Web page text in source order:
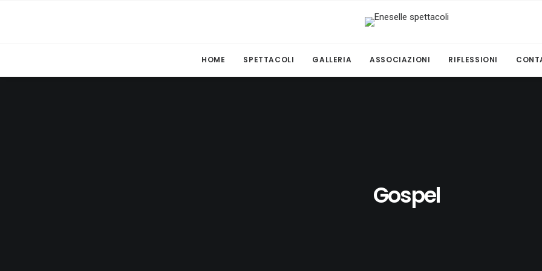
HOME SPETTACOLI GALLERIA ASSOCIAZIONI RIFLESSIONI
Gospel